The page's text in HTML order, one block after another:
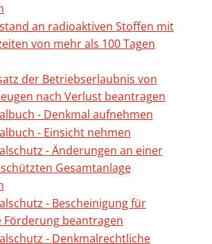
an radioaktiven Stoffen mit
von mehr als 100 Tagen
der Betriebserlaubnis von
nach Verlust beantragen
- Denkmal aufnehmen
- Einsicht nehmen
- Änderungen an einer
Gesamtanlage
- Bescheinigung für
Förderung beantragen
- Denkmalrechtliche